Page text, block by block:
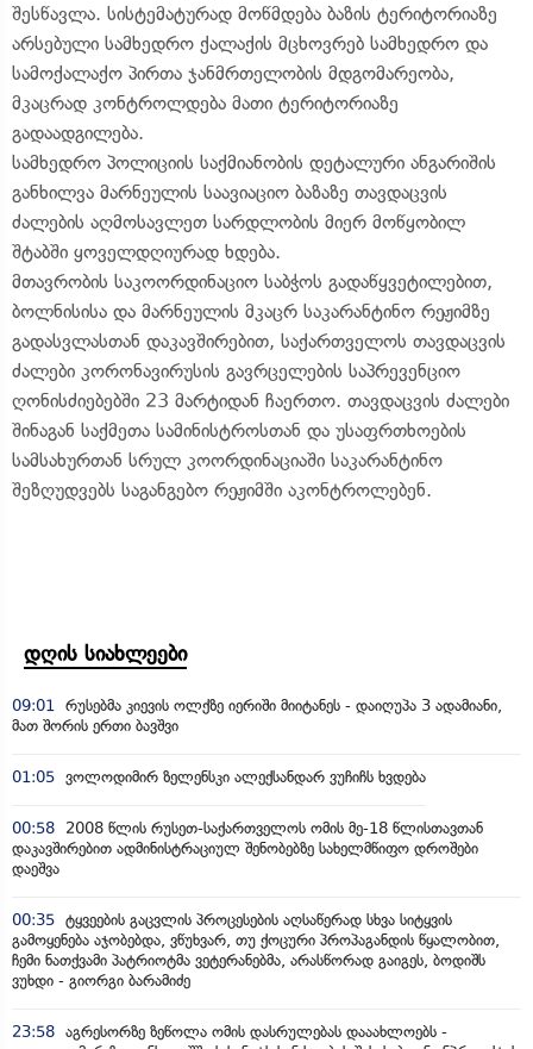
შესწავლა. სისტემატურად მოწმდება ბაზის ტერიტორიაზე
არსებული სამხედრო ქალაქის მცხოვრებ სამხედრო და
სამოქალაქო პირთა ჯანმრთელობის მდგომარეობა,
მკაცრად კონტროლდება მათი ტერიტორიაზე
გადაადგილება.
სამხედრო პოლიციის საქმიანობის დეტალური ანგარიშის
განხილვა მარნეულის საავიაციო ბაზაზე თავდაცვის
ძალების აღმოსავლეთ სარდლობის მიერ მოწყობილ
შტაბში ყოველდღიურად ხდება.
მთავრობის საკოორდინაციო საბჭოს გადაწყვეტილებით,
ბოლნისისა და მარნეულის მკაცრ საკარანტინო რეჟიმზე
გადასვლასთან დაკავშირებით, საქართველოს თავდაცვის
ძალები კორონავირუსის გავრცელების საპრევენციო
ღონისძიებებში 23 მარტიდან ჩაერთო. თავდაცვის ძალები
შინაგან საქმეთა სამინისტროსთან და უსაფრთხოების
სამსახურთან სრულ კოორდინაციაში საკარანტინო
შეზღუდვებს საგანგებო რეჟიმში აკონტროლებენ.
დღის სიახლეები
09:01
რუსებმა კიევის ოლქზე იერიში მიიტანეს - დაიღუპა 3 ადამიანი,
მათ შორის ერთი ბავშვი
01:05 ვოლოდიმირ ზელენსკი ალექსანდარ ვუჩიჩს ხვდება
00:58
2008 წლის რუსეთ-საქართველოს ომის მე-18 წლისთავთან
დაკავშირებით ადმინისტრაციულ შენობებზე სახელმწიფო დროშები
დაეშვა
00:35 ტყვეების გაცვლის პროცესების აღსაწერად სხვა სიტყვის
გამოყენება აჯობებდა, ვწუხვარ, თუ ქოცური პროპაგანდის წყალობით,
ჩემი ნათქვამი პატრიოტმა ვეტერანებმა, არასწორად გაიგეს, ბოდიშს
ვუხდი - გიორგი ბარამიძე
23:58 აგრესორზე ზეწოლა ომის დასრულებას დააახლოებს -